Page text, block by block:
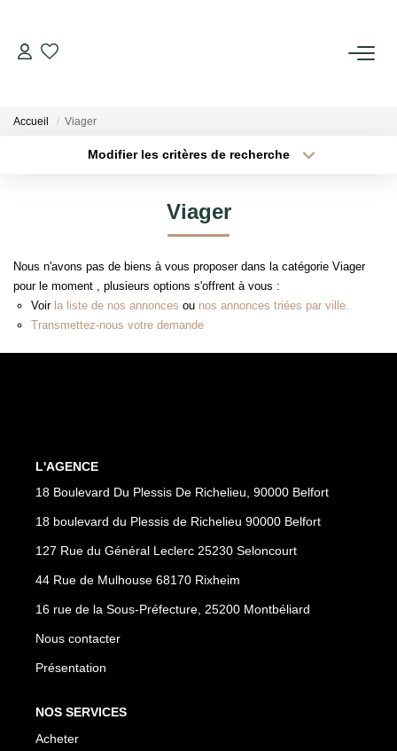
SYNDIC
LE CONCEPT W
Accueil Viager
Modifier les critères de recherche
Créer une alerte
Viager
Nous n'avons pas de biens à vous proposer dans la catégorie Viager
pour le moment , plusieurs options s'offrent à vous :
Voir la liste de nos annonces ou nos annonces triées par ville.
Transmettez-nous votre demande
L'AGENCE
18 Boulevard Du Plessis De Richelieu, 90000 Belfort
18 boulevard du Plessis de Richelieu 90000 Belfort
127 Rue du Général Leclerc 25230 Seloncourt
44 Rue de Mulhouse 68170 Rixheim
16 rue de la Sous-Préfecture, 25200 Montbéliard
Nous contacter
Présentation
NOS SERVICES
Acheter